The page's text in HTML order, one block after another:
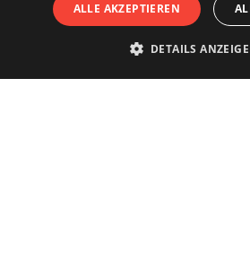
ALLE AKZEPTIEREN
DETAILS